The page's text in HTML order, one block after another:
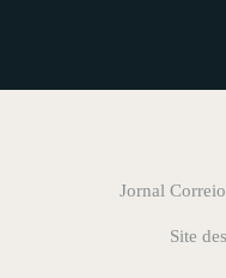
Jornal
Site